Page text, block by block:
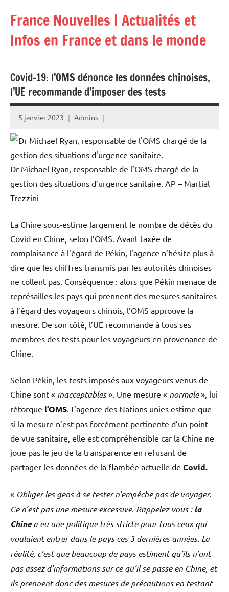
contenu
France Nouvelles | Actualités et
Infos en France et dans le monde
Covid-19: l’OMS dénonce les données chinoises,
l’UE recommande d’imposer des tests
5 janvier 2023 Admins
Dr Michael Ryan, responsable de l’OMS chargé de la
gestion des situations d’urgence sanitaire. AP – Martial
Trezzini
La Chine sous-estime largement le nombre de décès du
Covid en Chine, selon l’OMS. Avant taxée de
complaisance à l’égard de Pékin, l’agence n’hésite plus à
dire que les chiffres transmis par les autorités chinoises
ne collent pas. Conséquence : alors que Pékin menace de
représailles les pays qui prennent des mesures sanitaires
à l’égard des voyageurs chinois, l’OMS approuve la
mesure. De son côté, l’UE recommande à tous ses
membres des tests pour les voyageurs en provenance de
Chine.
Selon Pékin, les tests imposés aux voyageurs venus de
Chine sont « inacceptables». Une mesure « normale», lui
rétorque l’OMS. L’agence des Nations unies estime que
si la mesure n’est pas forcément pertinente d’un point
de vue sanitaire, elle est compréhensible car la Chine ne
joue pas le jeu de la transparence en refusant de
partager les données de la flambée actuelle de Covid.
« Obliger les gens à se tester n’empêche pas de voyager.
Ce n’est pas une mesure excessive. Rappelez-vous :la
Chinea eu une politique très stricte pour tous ceux qui
voulaient entrer dans le pays ces 3 dernières années. La
réalité, c’est que beaucoup de pays estiment qu’ils n’ont
pas assez d’informations sur ce qu’il se passe en Chine, et
ils prennent donc des mesures de précautions en testant